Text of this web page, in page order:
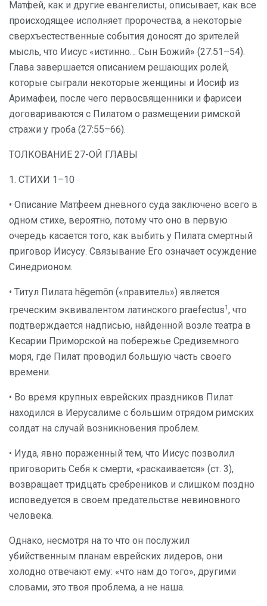
Матфей, как и другие евангелисты, описывает, как все
происходящее исполняет пророчества, а некоторые
сверхъестественные события доносят до зрителей
мысль, что Иисус «истинно… Сын Божий» (27:51–54).
Глава завершается описанием решающих ролей,
которые сыграли некоторые женщины и Иосиф из
Аримафеи, после чего первосвященники и фарисеи
договариваются с Пилатом о размещении римской
стражи у гроба (27:55–66).
ТОЛКОВАНИЕ 27-ОЙ ГЛАВЫ
1. СТИХИ 1–10
• Описание Матфеем дневного суда заключено всего в
одном стихе, вероятно, потому что оно в первую
очередь касается того, как выбить у Пилата смертный
приговор Иисусу. Связывание Его означает осуждение
Синедрионом.
• Титул Пилата hēgemōn («правитель») является
греческим эквивалентом латинского praefectus1 , что
подтверждается надписью, найденной возле театра в
Кесарии Приморской на побережье Средиземного
моря, где Пилат проводил большую часть своего
времени.
• Во время крупных еврейских праздников Пилат
находился в Иерусалиме с большим отрядом римских
солдат на случай возникновения проблем.
• Иуда, явно пораженный тем, что Иисус позволил
приговорить Себя к смерти, «раскаивается» (ст. 3),
возвращает тридцать сребреников и слишком поздно
исповедуется в своем предательстве невиновного
человека.
Однако, несмотря на то что он послужил
убийственным планам еврейских лидеров, они
холодно отвечают ему: «что нам до того», другими
словами, это твоя проблема, а не наша.